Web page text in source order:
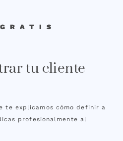
GRATIS
tu cliente
te explicamos cómo definir a
profesionalmente al